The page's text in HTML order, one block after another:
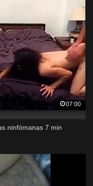
07:00
ninfómanas 7 min